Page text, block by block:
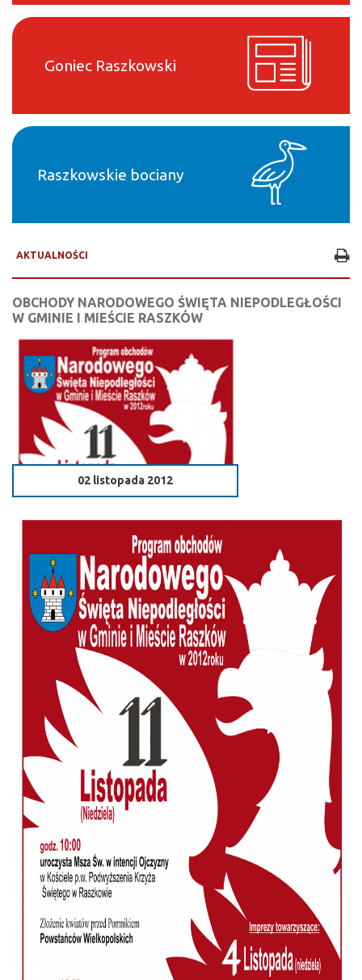
Goniec Raszkowski
Raszkowskie bociany
AKTUALNOŚCI
OBCHODY NARODOWEGO ŚWIĘTA NIEPODLEGŁOŚCI
W GMINIE I MIEŚCIE RASZKÓW
02 listopada 2012